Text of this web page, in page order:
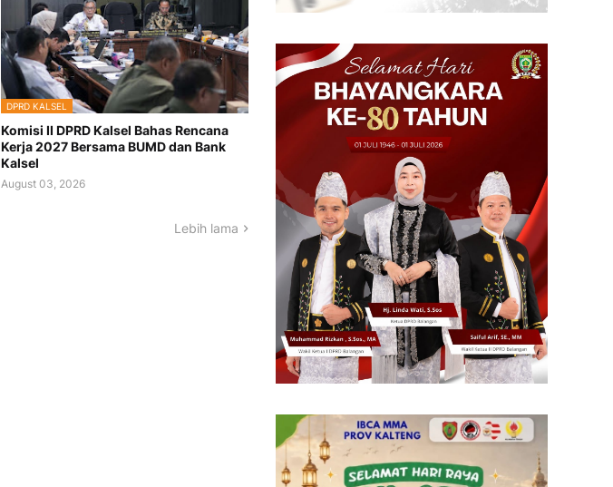
DPRD KALSEL
Komisi II DPRD Kalsel Bahas Rencana
Kerja 2027 Bersama BUMD dan Bank
Kalsel
August 03, 2026
Lebih lama